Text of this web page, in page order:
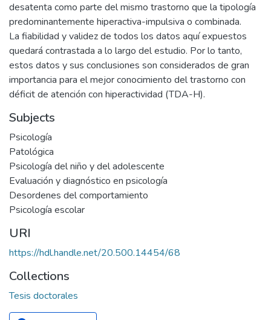
desatenta como parte del mismo trastorno que la tipología
predominantemente hiperactiva-impulsiva o combinada.
La fiabilidad y validez de todos los datos aquí expuestos
quedará contrastada a lo largo del estudio. Por lo tanto,
estos datos y sus conclusiones son considerados de gran
importancia para el mejor conocimiento del trastorno con
déficit de atención con hiperactividad (TDA-H).
Subjects
Psicología
Patológica
Psicología del niño y del adolescente
Evaluación y diagnóstico en psicología
Desordenes del comportamiento
Psicología escolar
URI
https://hdl.handle.net/20.500.14454/68
Collections
Tesis doctorales